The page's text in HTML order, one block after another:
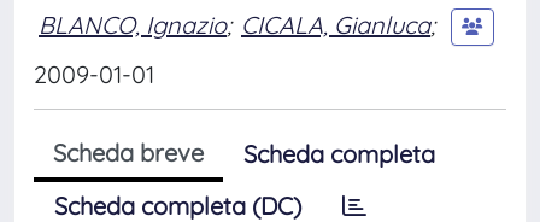
BLANCO, Ignazio; CICALA, Gianluca;
2009-01-01
Scheda breve
Scheda completa
Scheda completa (DC)